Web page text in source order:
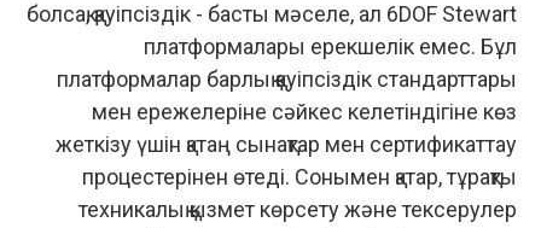
болсақ, қауіпсіздік - басты мәселе, ал 6DOF Stewart
платформалары ерекшелік емес. Бұл
платформалар барлық қауіпсіздік стандарттары
мен ережелеріне сәйкес келетіндігіне көз
жеткізу үшін қатаң сынақтар мен сертификаттау
процестерінен өтеді. Сонымен қатар, тұрақты
техникалық қызмет көрсету және тексерулер